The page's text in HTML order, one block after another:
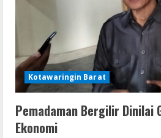
Kotawaringin Barat
Pemadaman Bergilir Dinilai
Ekonomi